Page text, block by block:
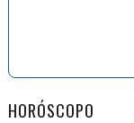
HORÓSCOPO